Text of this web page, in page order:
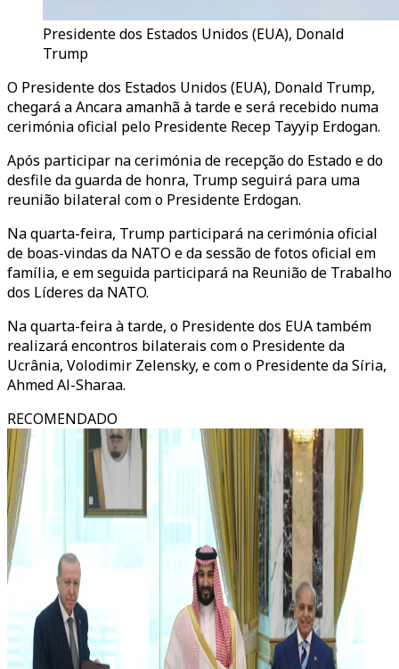
Presidente dos Estados Unidos (EUA), Donald
Trump
O Presidente dos Estados Unidos (EUA), Donald Trump,
chegará a Ancara amanhã à tarde e será recebido numa
cerimónia oficial pelo Presidente Recep Tayyip Erdogan.
Após participar na cerimónia de recepção do Estado e do
desfile da guarda de honra, Trump seguirá para uma
reunião bilateral com o Presidente Erdogan.
Na quarta-feira, Trump participará na cerimónia oficial
de boas-vindas da NATO e da sessão de fotos oficial em
família, e em seguida participará na Reunião de Trabalho
dos Líderes da NATO.
Na quarta-feira à tarde, o Presidente dos EUA também
realizará encontros bilaterais com o Presidente da
Ucrânia, Volodimir Zelensky, e com o Presidente da Síria,
Ahmed Al-Sharaa.
RECOMENDADO